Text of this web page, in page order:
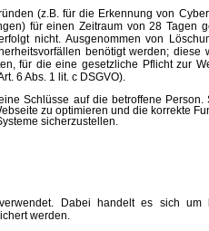
(z.B. für die Erkennung von
für einen Zeitraum von 28 Tagen
nicht. Ausgenommen von
benötigt werden; diese
für die eine gesetzliche Pflicht zur
6 Abs. 1 lit. c DSGVO).
Schlüsse auf die betroffene
zu optimieren und die korrekte
sicherzustellen.
Dabei handelt es sich um
werden.